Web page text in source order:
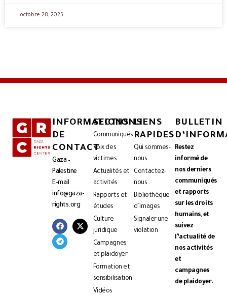
octobre 28, 2025
INFORMATIONS
DE
CONTACT
Gaza –
Palestine
E-mail:
info@gaza-
rights.org
SECTIONS
Communiqués
Voix des
victimes
Actualités et
activités
Rapports et
études
Culture
juridique
Campagnes
et plaidoyer
Formation et
sensibilisation
Vidéos
LIENS
RAPIDES
Qui sommes-
nous
Contactez-
nous
Bibliothèque
d’images
Signaler une
violation
BULLETIN
Restez
informé de
nos derniers
communiqués
et rapports
sur les droits
humains, et
suivez
l’actualité de
nos activités
et
campagnes
de plaidoyer.